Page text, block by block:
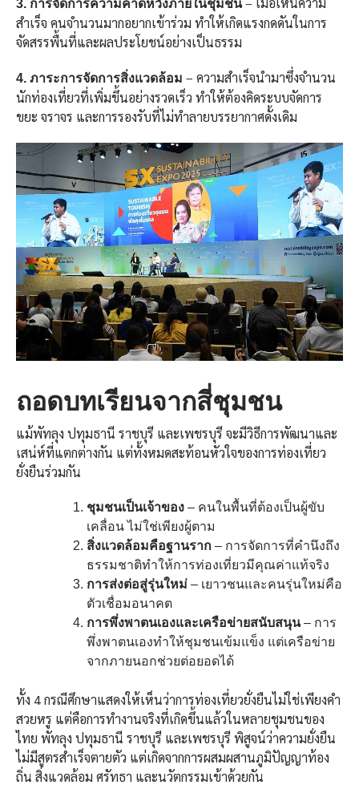
3. การจัดการความคาดหวังภายในชุมชน
สำเร็จ คนจำนวนมากอยากเข้าร่วม ทำให้เกิดแรงกดดันในการ
จัดสรรพื้นที่และผลประโยชน์อย่างเป็นธรรม
4. ภาระการจัดการสิ่งแวดล้อม – ความสำเร็จนำมาซึ่งจำนวน
นักท่องเที่ยวที่เพิ่มขึ้นอย่างรวดเร็ว ทำให้ต้องคิดระบบจัดการ
ขยะ จราจร และการรองรับที่ไม่ทำลายบรรยากาศดั้งเดิม
ถอดบทเรียนจากสี่ชุมชน
แม้พัทลุง ปทุมธานี ราชบุรี และเพชรบุรี จะมีวิธีการพัฒนาและ
เสน่ห์ที่แตกต่างกัน แต่ทั้งหมดสะท้อนหัวใจของการท่องเที่ยว
ยั่งยืนร่วมกัน
ชุมชนเป็นเจ้าของ – คนในพื้นที่ต้องเป็นผู้ขับ
เคลื่อน ไม่ใช่เพียงผู้ตาม
สิ่งแวดล้อมคือฐานราก – การจัดการที่คำนึงถึง
ธรรมชาติทำให้การท่องเที่ยวมีคุณค่าแท้จริง
การส่งต่อสู่รุ่นใหม่ – เยาวชนและคนรุ่นใหม่คือ
ตัวเชื่อมอนาคต
การพึ่งพาตนเองและเครือข่ายสนับสนุน– การ
พึ่งพาตนเองทำให้ชุมชนเข้มแข็ง แต่เครือข่าย
จากภายนอกช่วยต่อยอดได้
ทั้ง 4 กรณีศึกษาแสดงให้เห็นว่าการท่องเที่ยวยั่งยืนไม่ใช่เพียงคำ
สวยหรู แต่คือการทำงานจริงที่เกิดขึ้นแล้วในหลายชุมชนของ
ไทย พัทลุง ปทุมธานี ราชบุรี และเพชรบุรี พิสูจน์ว่าความยั่งยืน
ไม่มีสูตรสำเร็จตายตัว แต่เกิดจากการผสมผสานภูมิปัญญาท้อง
ถิ่น สิ่งแวดล้อม ศรัทธา และนวัตกรรมเข้าด้วยกัน